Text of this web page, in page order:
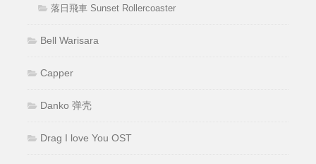
落日飛車 Sunset Rollercoaster
Bell Warisara
Capper
Danko 弹壳
Drag I love You OST